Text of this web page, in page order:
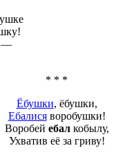
—
* * *
Ёбушки, ёбушки,
Ебалисяворобушки!
Воробей ебалкобылу,
Ухватив её за гриву!